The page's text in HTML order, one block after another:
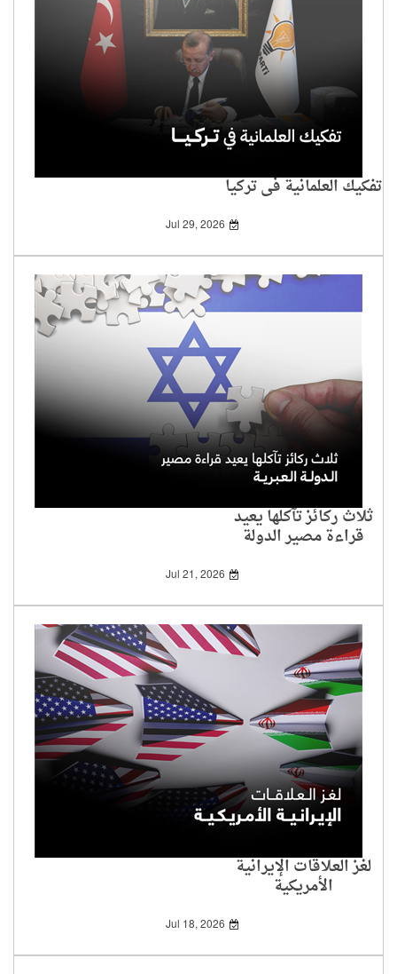
تفكيك العلمانية في تركيا
Jul 29, 2026
ثلاث ركائز تآكلها يعيد
قراءة مصير الدولة
Jul 21, 2026
لغز العلاقات الإيرانية
الأمريكية
Jul 18, 2026